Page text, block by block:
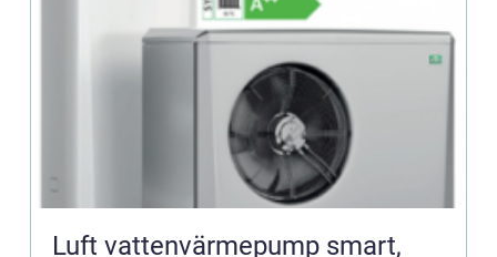
Luft vattenvärmepump smart,